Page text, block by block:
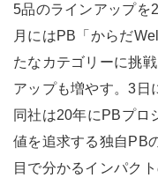
5品のラインアップを
月にはPB「からだ
たなカテゴリーに挑
アップも増やす。3日
同社は20年にPBプロ
値を追求する独自PB
目で分かるインパク